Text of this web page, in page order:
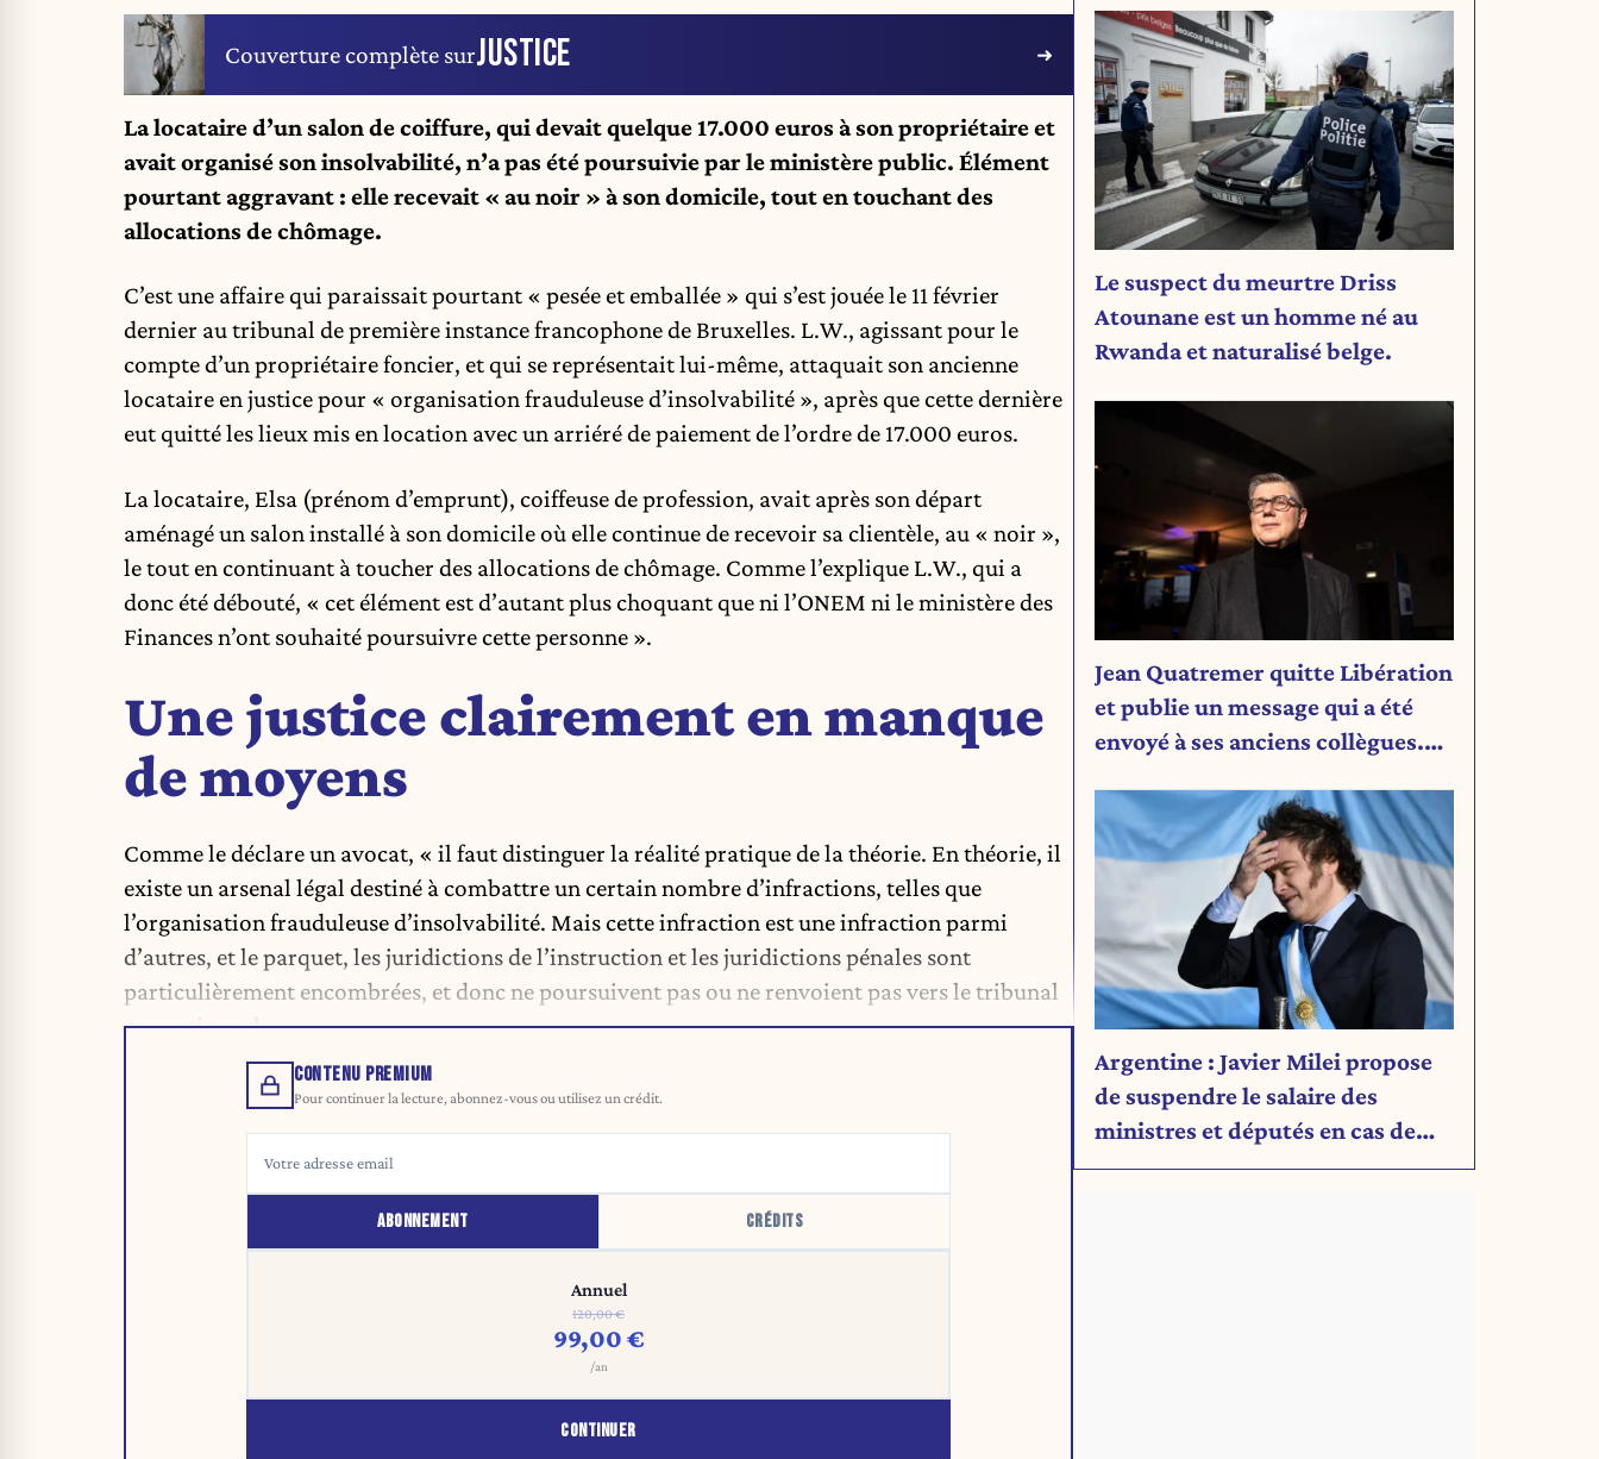
Couverture complète surJUSTICE
La locataire d’un salon de coiffure, qui devait quelque 17.000 euros à son propriétaire et
avait organisé son insolvabilité, n’a pas été poursuivie par le ministère public. Élément
pourtant aggravant : elle recevait « au noir » à son domicile, tout en touchant des
allocations de chômage.
C’est une affaire qui paraissait pourtant « pesée et emballée » qui s’est jouée le 11 février
dernier au tribunal de première instance francophone de Bruxelles. L.W., agissant pour le
compte d’un propriétaire foncier, et qui se représentait lui-même, attaquait son ancienne
locataire en justice pour « organisation frauduleuse d’insolvabilité », après que cette dernière
eut quitté les lieux mis en location avec un arriéré de paiement de l’ordre de 17.000 euros.
La locataire, Elsa (prénom d’emprunt), coiffeuse de profession, avait après son départ
aménagé un salon installé à son domicile où elle continue de recevoir sa clientèle, au « noir »,
le tout en continuant à toucher des allocations de chômage. Comme l’explique L.W., qui a
donc été débouté, « cet élément est d’autant plus choquant que ni l’ONEM ni le ministère des
Finances n’ont souhaité poursuivre cette personne ».
Une justice clairement en manque
de moyens
Comme le déclare un avocat, « il faut distinguer la réalité pratique de la théorie. En théorie, il
existe un arsenal légal destiné à combattre un certain nombre d’infractions, telles que
l’organisation frauduleuse d’insolvabilité. Mais cette infraction est une infraction parmi
d’autres, et le parquet, les juridictions de l’instruction et les juridictions pénales sont
particulièrement encombrées, et donc ne poursuivent pas ou ne renvoient pas vers le tribunal
correctionnel ».
CONTENU PREMIUM
Pour continuer la lecture, abonnez-vous ou utilisez un crédit.
ABONNEMENT CRÉDITS
Annuel
120,00 €
99,00 €
/an
CONTINUER
Le suspect du meurtre Driss
Atounane est un homme né au
Rwanda et naturalisé belge.
Jean Quatremer quitte Libération
et publie un message qui a été
envoyé à ses anciens collègues.
Argentine : Javier Milei propose
de suspendre le salaire des
ministres et députés en cas de
déficit budgétaire